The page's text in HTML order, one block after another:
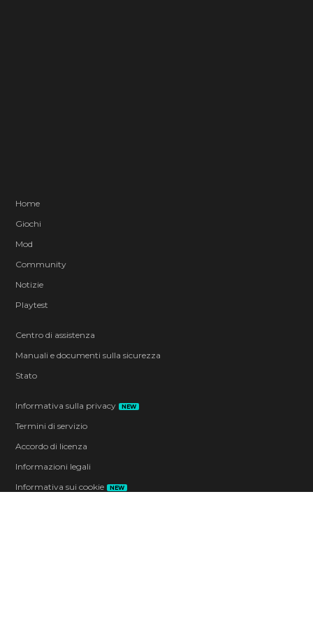
Home
Giochi
Mod
Community
Notizie
Playtest
Centro di assistenza
Manuali e documenti sulla sicurezza
Stato
Informativa sulla privacy NEW
Termini di servizio
Accordo di licenza
Informazioni legali
Informativa sui cookie
NEW